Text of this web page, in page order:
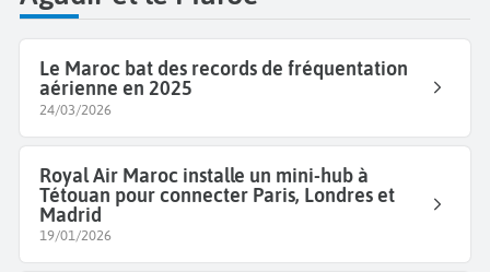
Le Maroc bat des records de fréquentation
aérienne en 2025
24/03/2026
Royal Air Maroc installe un mini-hub à
Tétouan pour connecter Paris, Londres et
Madrid
19/01/2026